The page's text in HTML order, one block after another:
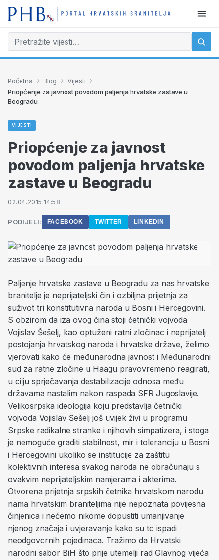
Početna › Blog › Vijesti ›
Priopćenje za javnost povodom paljenja hrvatske zastave u
Beogradu
VIJESTI
Priopćenje za javnost
povodom paljenja hrvatske
zastave u Beogradu
02.04.2015 14:58
PODIJELI: FACEBOOK TWITTER LINKEDIN
Paljenje hrvatske zastave u Beogradu za nas hrvatske
branitelje je neprijateljski čin i ozbiljna prijetnja za
suživot tri konstitutivna naroda u Bosni i Hercegovini.
S obzirom da iza ovog čina stoji četnički vojvoda
Vojislav Šešelj, kao optuženi ratni zločinac i neprijatelj
postojanja hrvatskog naroda i hrvatske države, želimo
vjerovati kako će međunarodna javnost i Međunarodni
sud za ratne zločine u Haagu pravovremeno reagirati,
u cilju sprječavanja destabilizacije odnosa među
državama nastalim nakon raspada SFR Jugoslavije.
Velikosrpska ideologija koju predstavlja četnički
vojvoda Vojislav Šešelj još uvijek živi u programu
Srpske radikalne stranke i njihovih simpatizera, i stoga
je nemoguće graditi stabilnost, mir i toleranciju u Bosni
i Hercegovini ukoliko se institucije za zaštitu
kolektivnih interesa svakog naroda ne obračunaju s
ovakvim neprijateljskim namjerama i akterima.
Otvorena prijetnja srpskih četnika hrvatskom narodu
nama hrvatskim braniteljima nije nepoznata povijesna
činjenica i nećemo nikome dopustiti umanjivanje
njenog značaja i uvjeravanje kako su to ispadi
neodgovornih pojedinaca. Tražimo da Hrvatski
narodni sabor BiH što prije utemelji rad Glavnog vijeća